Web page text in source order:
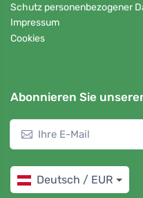
Schutz personenbezogener
Impressum
Cookies
Abonnieren Sie
Deutsch / EUR